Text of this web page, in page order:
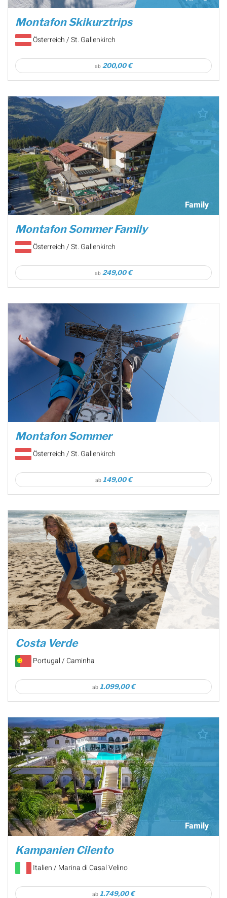
Montafon Skikurztrips
Österreich / St. Gallenkirch
ab 200,00 €
Family
Montafon Sommer Family
Österreich / St. Gallenkirch
ab 249,00 €
Montafon Sommer
Österreich / St. Gallenkirch
ab 149,00 €
Costa Verde
Portugal / Caminha
ab 1.099,00 €
Family
Kampanien Cilento
Italien / Marina di Casal Velino
ab 1.749,00 €